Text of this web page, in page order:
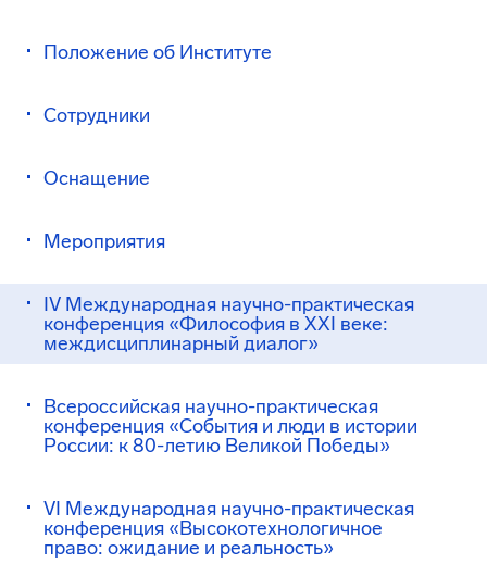
Положение об Институте
Сотрудники
Оснащение
Мероприятия
IV Международная научно-практическая
конференция «Философия в XXI веке:
междисциплинарный диалог»
Всероссийская научно-практическая
конференция «События и люди в истории
России: к 80-летию Великой Победы»
VI Международная научно-практическая
конференция «Высокотехнологичное
право: ожидание и реальность»